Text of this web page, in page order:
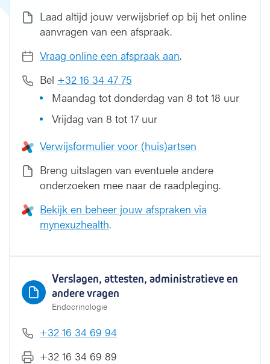
Laad altijd jouw verwijsbrief op bij het online
aanvragen van een afspraak.
Vraag online een afspraak aan.
Bel +32 16 34 47 75
Maandag tot donderdag van 8 tot 18 uur
Vrijdag van 8 tot 17 uur
Verwijsformulier voor (huis)artsen
Breng uitslagen van eventuele andere
onderzoeken mee naar de raadpleging.
Bekijk en beheer jouw afspraken via
mynexuzhealth.
Verslagen, attesten, administratieve en
andere vragen
Endocrinologie
+32 16 34 69 94
+32 16 34 69 89